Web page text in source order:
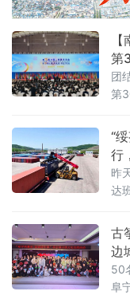
第
团
第
斯
员
第
出
开
亚
“
行
昨
达
志
开
货
家
机
古
边
50
阜